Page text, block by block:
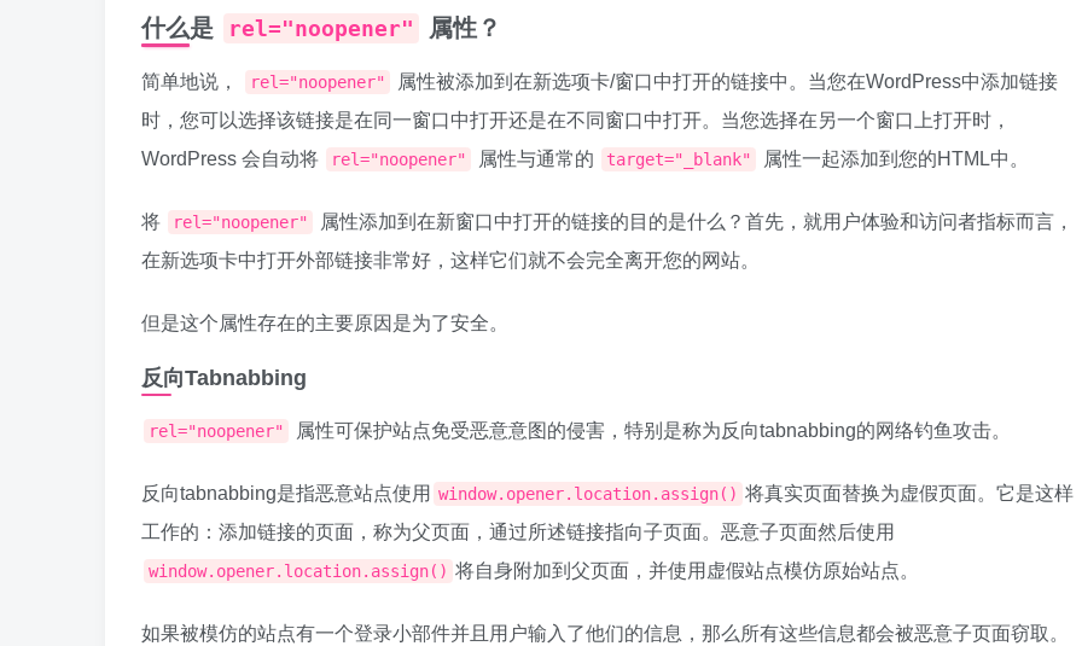
什么是 rel="noopener" 属性？
简单地说， rel="noopener"
属性被添加到在新选项卡/窗口中打开的链接中。当您在WordPress中添加链接
时，您可以选择该链接是在同一窗口中打开还是在不同窗口中打开。当您选择在另一个窗口上打开时，
WordPress 会自动将
rel="noopener" 属性与通常的 target="_blank" 属性一起添加到您的HTML中。
将 rel="noopener"
属性添加到在新窗口中打开的链接的目的是什么？首先，就用户体验和访问者指标而言，
在新选项卡中打开外部链接非常好，这样它们就不会完全离开您的网站。
但是这个属性存在的主要原因是为了安全。
反向Tabnabbing
rel="noopener" 属性可保护站点免受恶意意图的侵害，特别是称为反向tabnabbing的网络钓鱼攻击。
反向tabnabbing是指恶意站点使用 window.opener.location.assign() 将真实页面替换为虚假页面。它是这样
工作的：添加链接的页面，称为父页面，通过所述链接指向子页面。恶意子页面然后使用
window.opener.location.assign() 将自身附加到父页面，并使用虚假站点模仿原始站点。
如果被模仿的站点有一个登录小部件并且用户输入了他们的信息，那么所有这些信息都会被恶意子页面窃取。